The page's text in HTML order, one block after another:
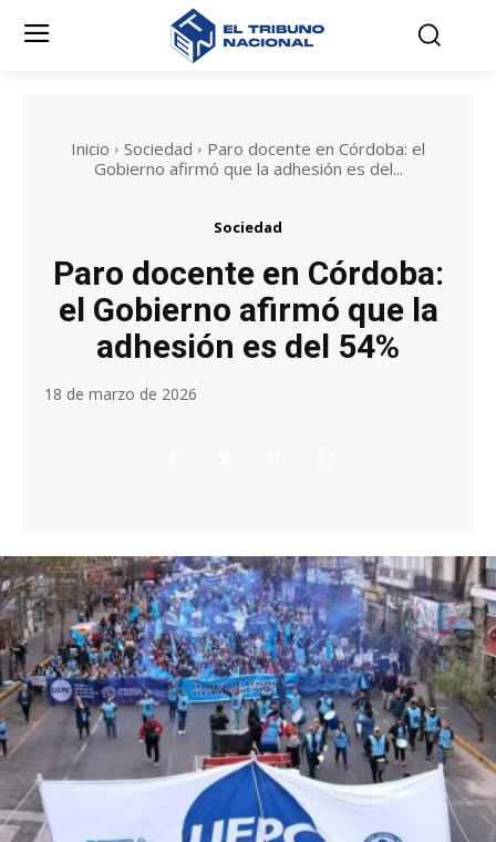
Inicio Sociedad
Paro docente en Córdoba: el
Gobierno afirmó que la adhesión es del...
Sociedad
Paro docente en Córdoba:
el Gobierno afirmó que la
adhesión es del 54%
18 de marzo de 2026